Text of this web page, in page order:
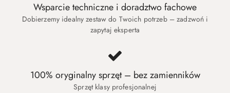
Wsparcie techniczne i doradztwo fachowe
Dobierzemy idealny zestaw do Twoich potrzeb – zadzwoń i
zapytaj eksperta
100% oryginalny sprzęt – bez zamienników
Sprzęt klasy profesjonalnej